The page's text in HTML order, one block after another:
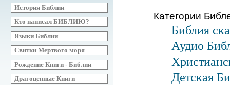
История Библии
Кто написал БИБЛИЮ?
Языки Библии
Свитки Мертвого моря
Рождение Книги - Библии
Драгоценные Книги
Категории
Библия
Аудио
Детская